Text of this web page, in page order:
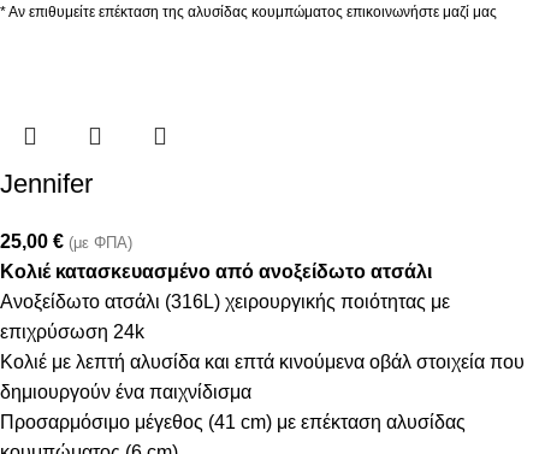
* Αν επιθυμείτε επέκταση της αλυσίδας κουμπώματος επικοινωνήστε μαζί μας
Jennifer
25,00 € (με ΦΠΑ)
Κολιέ κατασκευασμένο από ανοξείδωτο ατσάλι
Ανοξείδωτο ατσάλι (316L) χειρουργικής ποιότητας με
επιχρύσωση 24k
Κολιέ με λεπτή αλυσίδα και επτά κινούμενα οβάλ στοιχεία που
δημιουργούν ένα παιχνίδισμα
Προσαρμόσιμο μέγεθος (41 cm) με επέκταση αλυσίδας